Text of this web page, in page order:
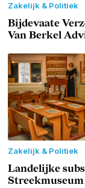
Zakelijk & Politiek
Bijdevaate
Van Berkel
Zakelijk & Politiek
Landelijke
Streekmuseum